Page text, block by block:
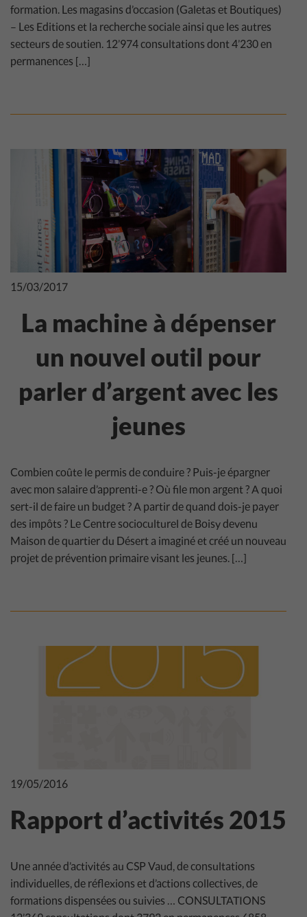
formation. Les magasins d’occasion (Galetas et Boutiques)
– Les Editions et la recherche sociale ainsi que les autres
secteurs de soutien. 12’974 consultations dont 4’230 en
permanences […]
15/03/2017
La machine à dépenser
un nouvel outil pour
parler d’argent avec les
jeunes
Combien coûte le permis de conduire ? Puis-je épargner
avec mon salaire d’apprenti-e ? Où file mon argent ? A quoi
sert-il de faire un budget ? A partir de quand dois-je payer
des impôts ? Le Centre socioculturel de Boisy devenu
Maison de quartier du Désert a imaginé et créé un nouveau
projet de prévention primaire visant les jeunes. […]
19/05/2016
Rapport d’activités 2015
Une année d’activités au CSP Vaud, de consultations
individuelles, de réflexions et d’actions collectives, de
formations dispensées ou suivies … CONSULTATIONS